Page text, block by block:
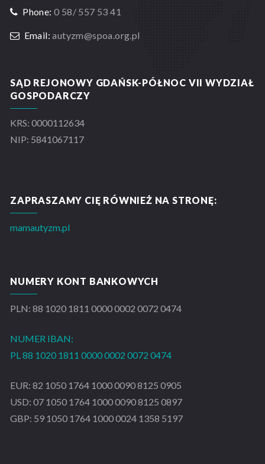
Phone: 0 58/ 557 53 41
Email: autyzm@spoa.org.pl
SĄD REJONOWY GDAŃSK-PÓŁNOC VII WYDZIAŁ
GOSPODARCZY
KRS: 0000112634
NIP: 5841067117
ZAPRASZAMY CIĘ RÓWNIEŻ NA STRONĘ:
mamautyzm.pl
NUMERY KONT BANKOWYCH
PLN: 88 1020 1811 0000 0002 0072 0474
NUMER IBAN:
PL 88 1020 1811 0000 0002 0072 0474
EUR: 82 1050 1764 1000 0090 8125 0905
USD: 07 1050 1764 1000 0090 8125 0897
GBP: 59 1050 1764 1000 0024 1358 5197